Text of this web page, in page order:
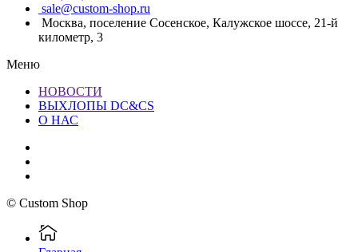
sale@custom-shop.ru
Москва, поселение Сосенское, Калужское шоссе, 21-й
километр, 3
Меню
НОВОСТИ
ВЫХЛОПЫ DC&CS
О НАС
© Custom Shop